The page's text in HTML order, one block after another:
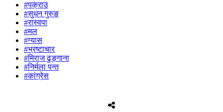
#पक्राउ
#सुधन गुरुङ
#रास्वपा
#मल
#ग्यास
#भ्रष्टाचार
#मिराज ढुङ्गाना
#निर्मला पन्त
#कांग्रेस